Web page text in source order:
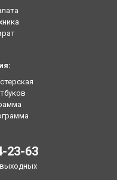
23-63
выходных